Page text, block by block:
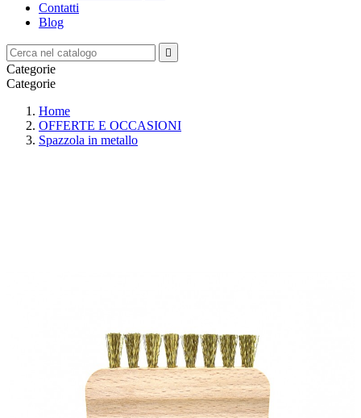
Contatti
Blog

Categorie
Categorie
Home
OFFERTE E OCCASIONI
Spazzola in metallo